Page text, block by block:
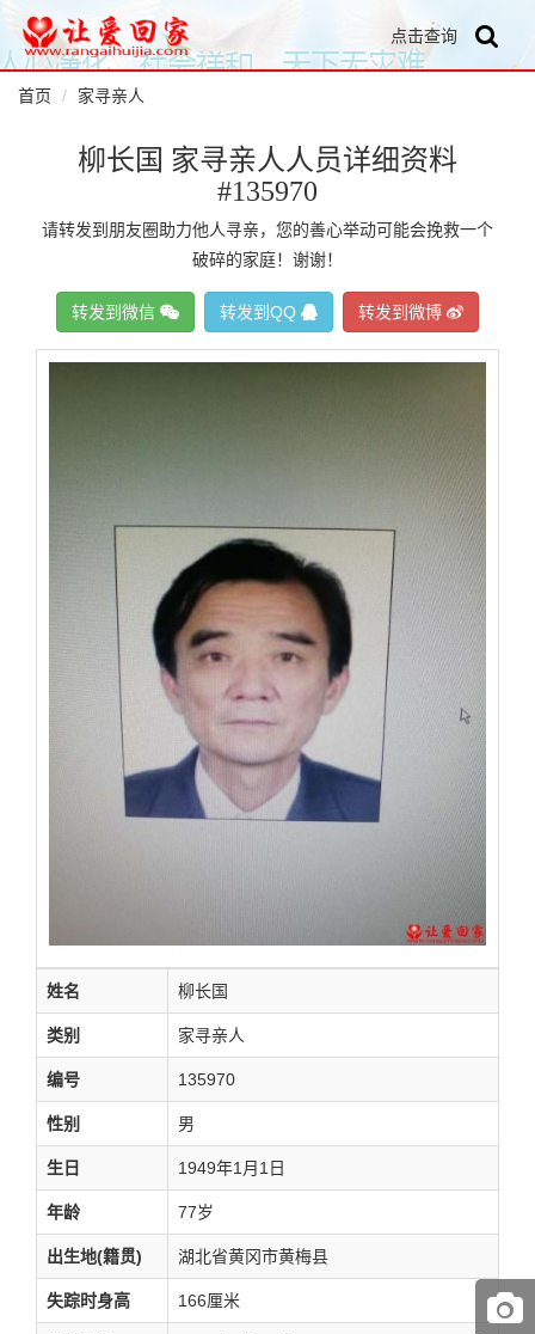
点击查询
首页 家寻亲人
柳长国 家寻亲人人员详细资料
#135970
请转发到朋友圈助力他人寻亲，您的善心举动可能会挽救一个
破碎的家庭！谢谢！
转发到微信 转发到QQ 转发到微博
姓名 柳长国
类别 家寻亲人
编号 135970
性别 男
生日 1949年1月1日
年龄 77岁
出生地(籍贯) 湖北省黄冈市黄梅县
失踪时身高 166厘米